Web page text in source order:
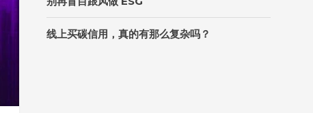
线上买碳信用，真的有那么复杂吗？